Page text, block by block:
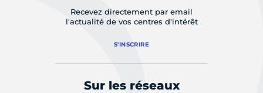
Recevez directement par email
l'actualité de vos centres d'intérêt
S'INSCRIRE
Sur les réseaux